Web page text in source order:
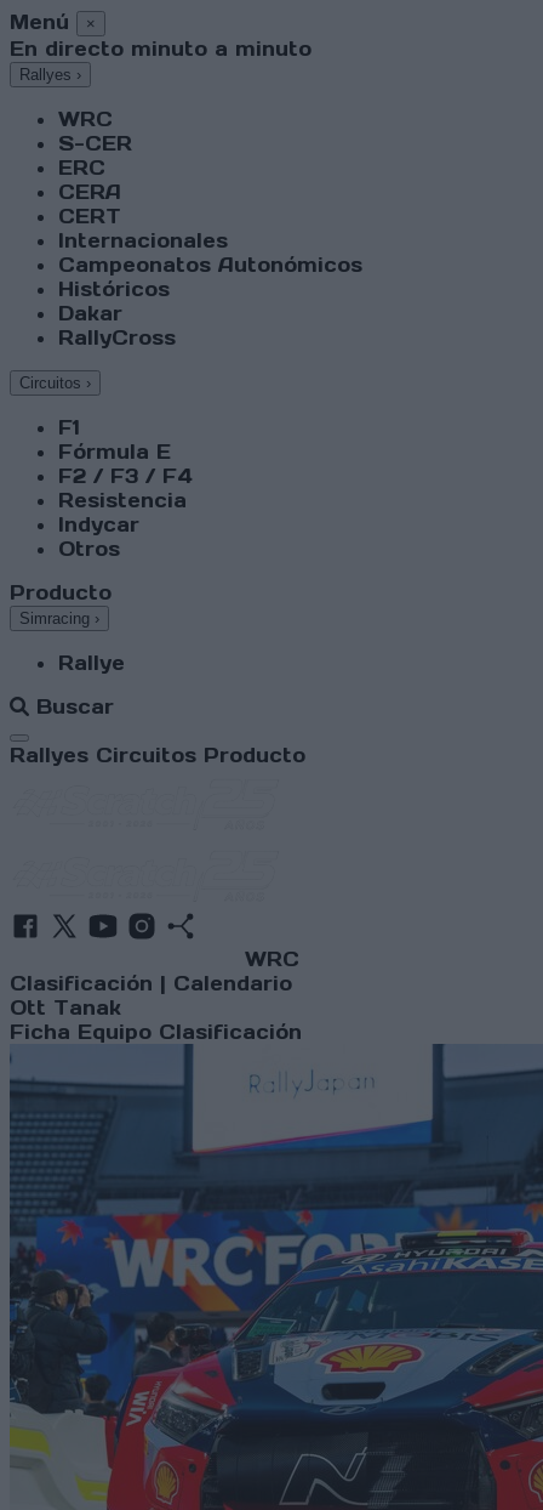
Menú ×
En directo minuto a minuto
Rallyes ›
WRC
S-CER
ERC
CERA
CERT
Internacionales
Campeonatos Autonómicos
Históricos
Dakar
RallyCross
Circuitos ›
F1
Fórmula E
F2 / F3 / F4
Resistencia
Indycar
Otros
Producto
Simracing ›
Rallye
Buscar
Abrir menú
Rallyes Circuitos Producto
WRC
Clasificación | Calendario
Ott Tanak
Ficha Equipo Clasificación